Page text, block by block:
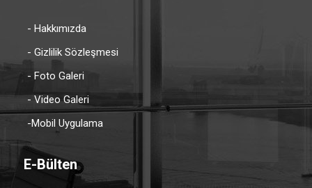
- Hakkımızda
- Gizlilik Sözleşmesi
- Foto Galeri
- Video Galeri
-Mobil Uygulama
E-Bülten